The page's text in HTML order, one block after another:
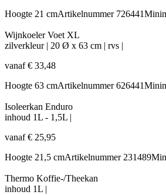
Hoogte 21 cmArtikelnummer 726441
Wijnkoeler Voet XL
zilverkleur| 20 Ø x 63 cm | rvs |
vanaf€ 33,48
Hoogte 63 cmArtikelnummer626441
Isoleerkan Enduro
inhoud 1L - 1,5L |
vanaf€ 25,95
Hoogte 21,5 cmArtikelnummer 231489
Thermo Koffie-/Theekan
inhoud 1L |